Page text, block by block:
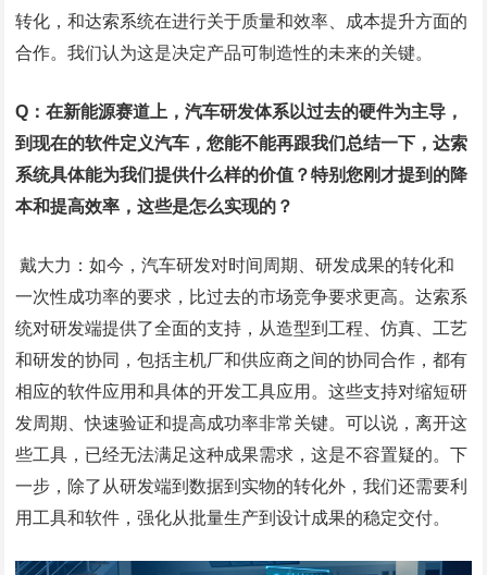
转化，和达索系统在进行关于质量和效率、成本提升方面的
合作。我们认为这是决定产品可制造性的未来的关键。
Q：在新能源赛道上，汽车研发体系以过去的硬件为主导，
到现在的软件定义汽车，您能不能再跟我们总结一下，达索
系统具体能为我们提供什么样的价值？特别您刚才提到的降
本和提高效率，这些是怎么实现的？
戴大力：如今，汽车研发对时间周期、研发成果的转化和
一次性成功率的要求，比过去的市场竞争要求更高。达索系
统对研发端提供了全面的支持，从造型到工程、仿真、工艺
和研发的协同，包括主机厂和供应商之间的协同合作，都有
相应的软件应用和具体的开发工具应用。这些支持对缩短研
发周期、快速验证和提高成功率非常关键。可以说，离开这
些工具，已经无法满足这种成果需求，这是不容置疑的。下
一步，除了从研发端到数据到实物的转化外，我们还需要利
用工具和软件，强化从批量生产到设计成果的稳定交付。